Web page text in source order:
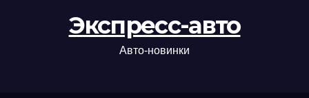
Экспресс-авто
Авто-новинки